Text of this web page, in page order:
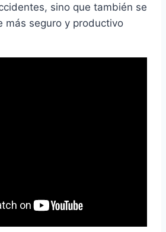
sino que también se
más seguro y productivo